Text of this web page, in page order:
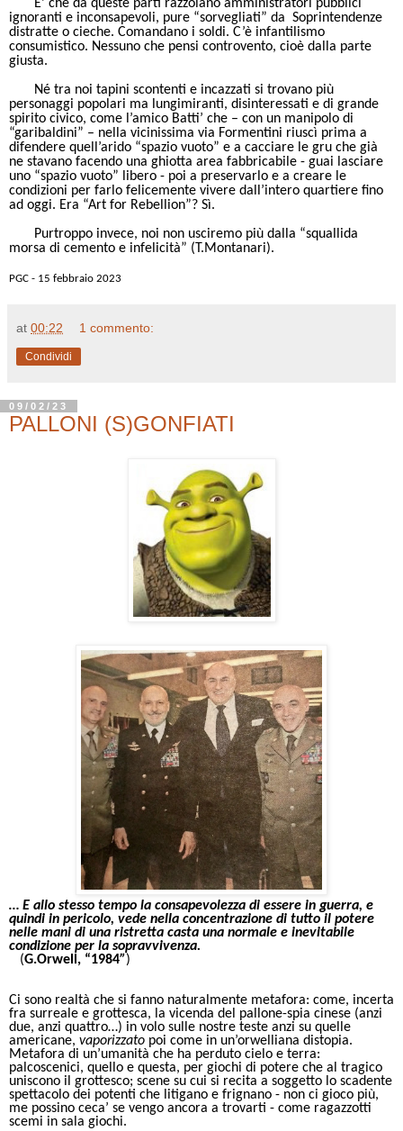
E’ che da queste parti razzolano amministratori pubblici
ignoranti e inconsapevoli, pure “sorvegliati” da Soprintendenze
distratte o cieche. Comandano i soldi. C’è infantilismo
consumistico. Nessuno che pensi controvento, cioè dalla parte
giusta.
Né tra noi tapini scontenti e incazzati si trovano più
personaggi popolari ma lungimiranti, disinteressati e di grande
spirito civico, come l’amico Batti’ che – con un manipolo di
“garibaldini” – nella vicinissima via Formentini riuscì prima a
difendere quell’arido “spazio vuoto” e a cacciare le gru che già
ne stavano facendo una ghiotta area fabbricabile - guai lasciare
uno “spazio vuoto” libero - poi a preservarlo e a creare le
condizioni per farlo felicemente vivere dall’intero quartiere fino
ad oggi. Era “Art for Rebellion”? Sì.
Purtroppo invece, noi non usciremo più dalla “squallida
morsa di cemento e infelicità” (T.Montanari).
PGC - 15 febbraio 2023
at 00:22 1 commento:
Condividi
09/02/23
PALLONI (S)GONFIATI
… E allo stesso tempo la consapevolezza di essere in guerra, e
quindi in pericolo, vede nella concentrazione di tutto il potere
nelle mani di una ristretta casta una normale e inevitabile
condizione per la sopravvivenza.
(G.Orwell, “1984”)
Ci sono realtà che si fanno naturalmente metafora: come, incerta
fra surreale e grottesca, la vicenda del pallone-spia cinese (anzi
due, anzi quattro…) in volo sulle nostre teste anzi su quelle
americane, vaporizzato poi come in un’orwelliana distopia.
Metafora di un’umanità che ha perduto cielo e terra:
palcoscenici, quello e questa, per giochi di potere che al tragico
uniscono il grottesco; scene su cui si recita a soggetto lo scadente
spettacolo dei potenti che litigano e frignano - non ci gioco più,
me possino ceca’ se vengo ancora a trovarti - come ragazzotti
scemi in sala giochi.